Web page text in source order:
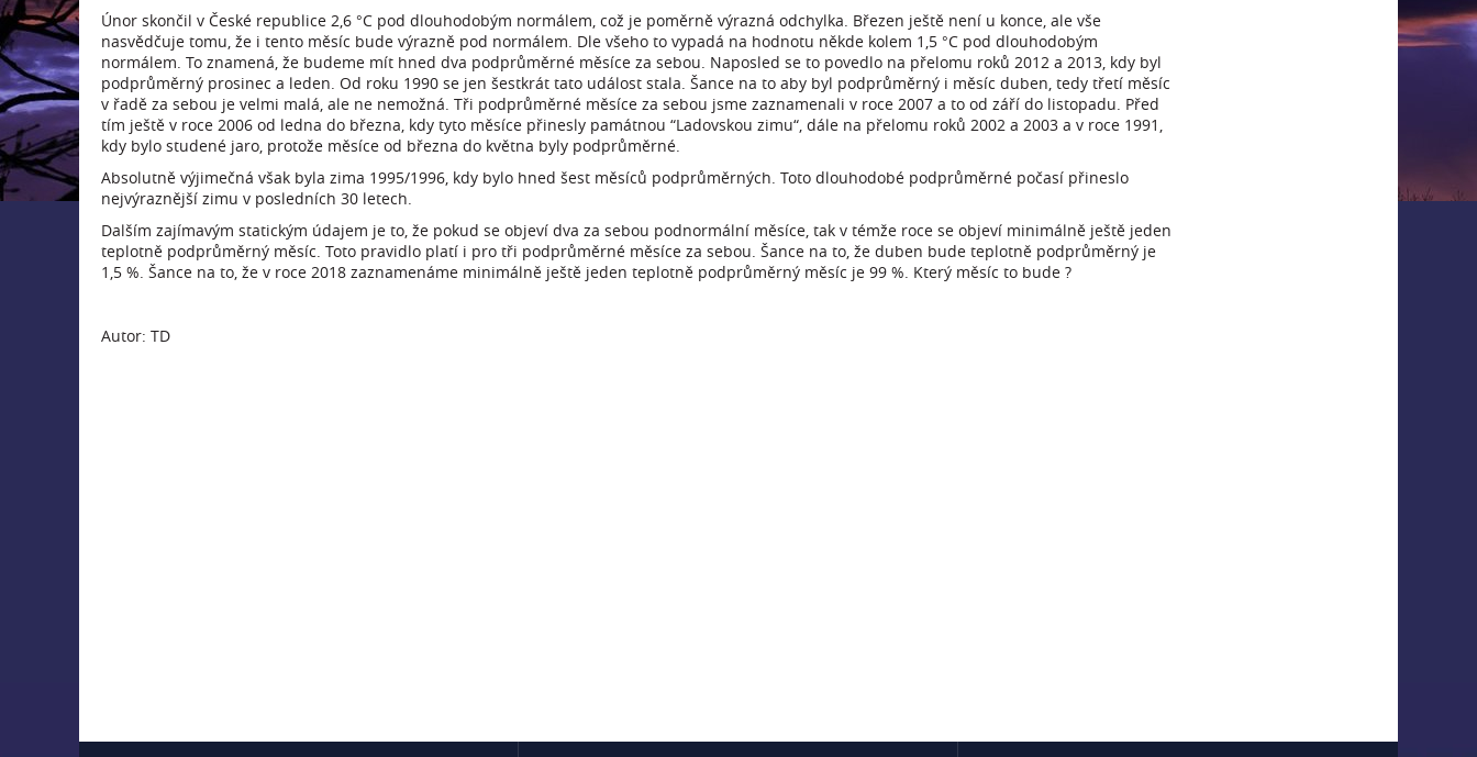
Únor skončil v České republice 2,6 °C pod dlouhodobým normálem, což je poměrně výrazná odchylka. Březen ještě není u konce, ale vše
nasvědčuje tomu, že i tento měsíc bude výrazně pod normálem. Dle všeho to vypadá na hodnotu někde kolem 1,5 °C pod dlouhodobým
normálem. To znamená, že budeme mít hned dva podprůměrné měsíce za sebou. Naposled se to povedlo na přelomu roků 2012 a 2013, kdy byl
podprůměrný prosinec a leden. Od roku 1990 se jen šestkrát tato událost stala. Šance na to aby byl podprůměrný i měsíc duben, tedy třetí měsíc
v řadě za sebou je velmi malá, ale ne nemožná. Tři podprůměrné měsíce za sebou jsme zaznamenali v roce 2007 a to od září do listopadu. Před
tím ještě v roce 2006 od ledna do března, kdy tyto měsíce přinesly památnou “Ladovskou zimu“, dále na přelomu roků 2002 a 2003 a v roce 1991,
kdy bylo studené jaro, protože měsíce od března do května byly podprůměrné.
Absolutně výjimečná však byla zima 1995/1996, kdy bylo hned šest měsíců podprůměrných. Toto dlouhodobé podprůměrné počasí přineslo
nejvýraznější zimu v posledních 30 letech.
Dalším zajímavým statickým údajem je to, že pokud se objeví dva za sebou podnormální měsíce, tak v témže roce se objeví minimálně ještě jeden
teplotně podprůměrný měsíc. Toto pravidlo platí i pro tři podprůměrné měsíce za sebou. Šance na to, že duben bude teplotně podprůměrný je
1,5 %. Šance na to, že v roce 2018 zaznamenáme minimálně ještě jeden teplotně podprůměrný měsíc je 99 %. Který měsíc to bude ?
Autor: TD